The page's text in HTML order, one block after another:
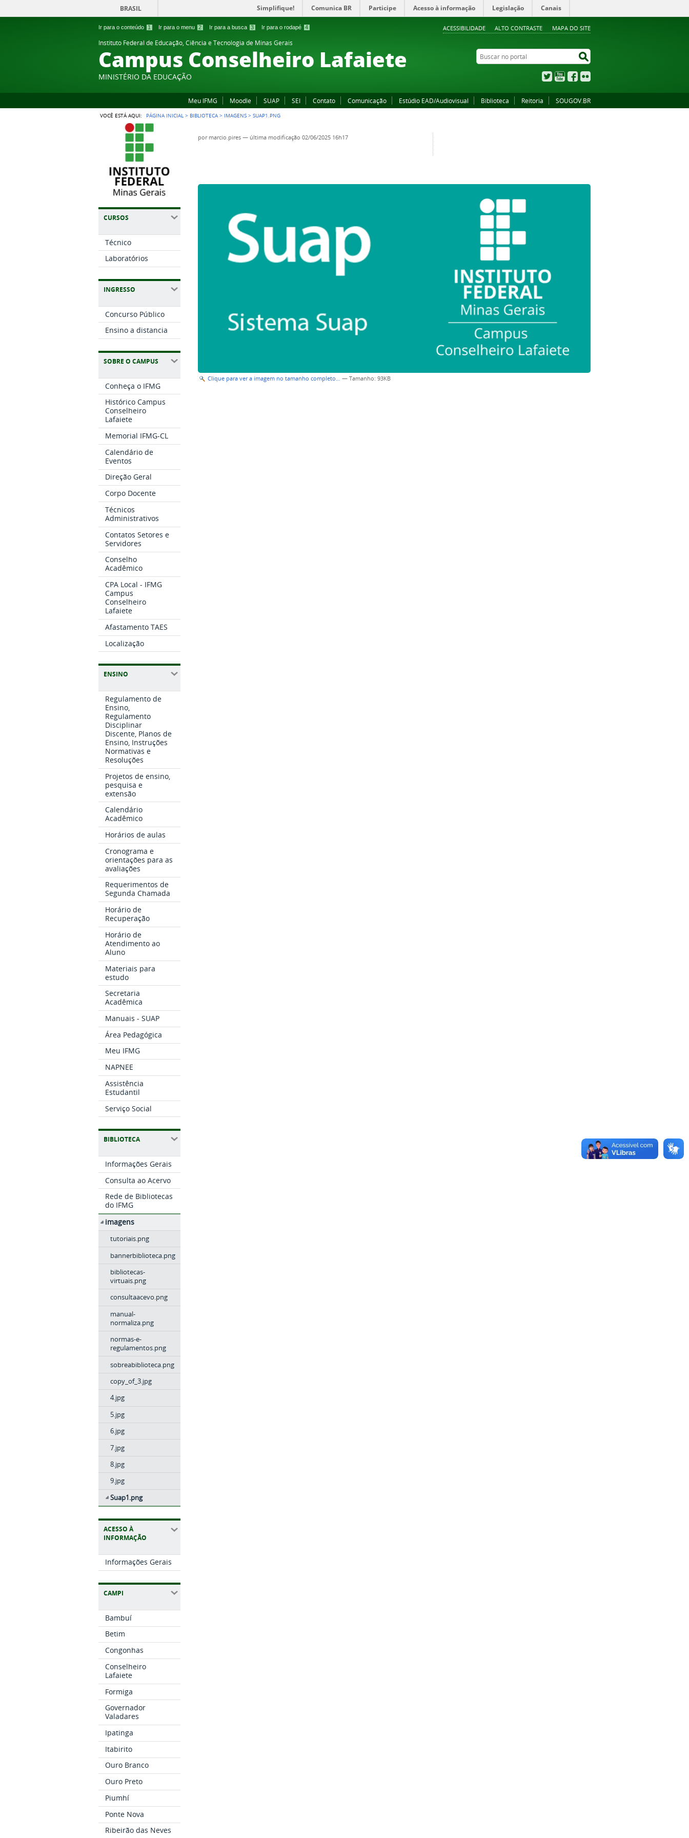
Ir para o conteúdo 1 Ir para o menu 2 Ir para a busca 3 Ir para o rodapé 4 ACESSIBILIDADE ALTO CONTRASTE MAPA DO SITE
BRASIL Simplifique! Comunica BR Participe Acesso à informação Legislação Canais
Instituto Federal de Educação, Ciência e Tecnologia de Minas Gerais
Campus Conselheiro Lafaiete
MINISTÉRIO DA EDUCAÇÃO
Buscar no portal
TwitterYouTubeFacebook
Meu IFMG Moodle SUAP SEI Contato Comunicação Estúdio EAD/Audiovisual Biblioteca Reitoria SOUGOV.BR
VOCÊ ESTÁ AQUI: PÁGINA INICIAL > BIBLIOTECA > IMAGENS >SUAP1.PNG
CURSOS
Técnico
Laboratórios
INGRESSO
Concurso Público
Ensino a distancia
SOBRE O CAMPUS
Conheça o IFMG
Histórico Campus
Conselheiro
Lafaiete
Memorial IFMG-CL
Calendário de
Eventos
Direção Geral
Corpo Docente
Técnicos
Administrativos
Contatos Setores e
Servidores
Conselho
Acadêmico
CPA Local - IFMG
Campus
Conselheiro
Lafaiete
Afastamento TAES
Localização
ENSINO
Regulamento de
Ensino,
Regulamento
Disciplinar
Discente, Planos de
Ensino, Instruções
Normativas e
Resoluções
Projetos de ensino,
pesquisa e
extensão
Calendário
Acadêmico
Horários de aulas
Cronograma e
orientações para as
avaliações
Requerimentos de
Segunda Chamada
Horário de
Recuperação
Horário de
Atendimento ao
Aluno
Materiais para
estudo
Secretaria
Acadêmica
Manuais - SUAP
Área Pedagógica
Meu IFMG
NAPNEE
Assistência
Estudantil
Serviço Social
BIBLIOTECA
Informações Gerais
Consulta ao Acervo
Rede de Bibliotecas
do IFMG
imagens
tutoriais.png
bannerbiblioteca.png
bibliotecas-
virtuais.png
consultaacevo.png
manual-
normaliza.png
normas-e-
regulamentos.png
sobreabiblioteca.png
copy_of_3.jpg
4.jpg
5.jpg
6.jpg
7.jpg
8.jpg
9.jpg
Suap1.png
ACESSO À
INFORMAÇÃO
Informações Gerais
CAMPI
Bambuí
Betim
Congonhas
Conselheiro
Lafaiete
Formiga
Governador
Valadares
Ipatinga
Itabirito
Ouro Branco
Ouro Preto
Piumhí
Ponte Nova
Ribeirão das Neves
por marcio.pires — última modificação 02/06/2025 16h17
Clique para ver a imagem no tamanho completo… —Tamanho: 93KB